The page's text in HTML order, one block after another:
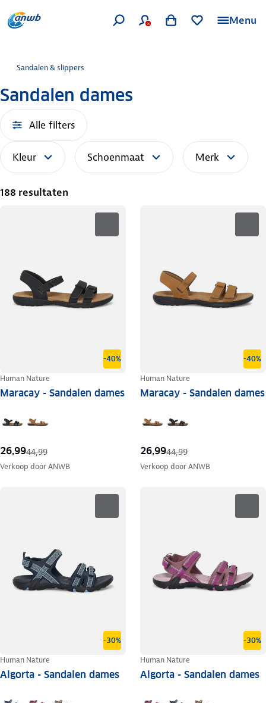
Menu
Sandalen & slippers
Sandalen dames
Alle filters
Kleur Schoenmaat Merk
188 resultaten
-40%
Human Nature
Maracay - Sandalen dames
26,9944,99
Verkoop doorANWB
-40%
Human Nature
Maracay - Sandalen dames
26,9944,99
Verkoop doorANWB
-30%
Human Nature
Algorta - Sandalen dames
-30%
Human Nature
Algorta - Sandalen dames